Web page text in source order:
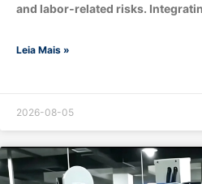
and labor‑related risks.
quality, workplace safety and
belts, downstream
chamfering and boring. How
production throughput? A:
bending quality & consistency?
loading introduces variable
Leia Mais »
2026-08-05